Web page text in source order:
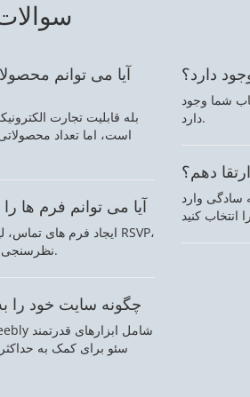
آیا می توانم
بله قابلیت تجارت
است، اما تعداد
آیا می توانم فرم ها
نظرسنجی ها و موارد دیگر را آسان می کند.
چگونه سایت خود را
سئو برای کمک به
دارد؟
شما وجود
دارد.
دهم؟
سادگی وارد